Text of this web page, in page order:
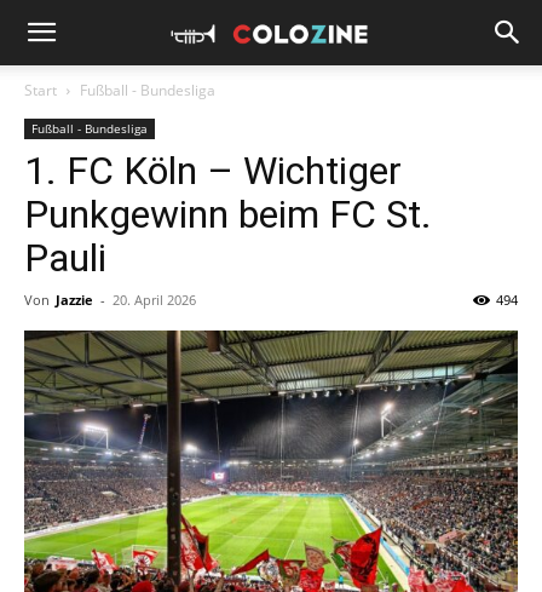
Start Fußball - Bundesliga
Fußball - Bundesliga
1. FC Köln – Wichtiger
Punkgewinn beim FC St.
Pauli
Von Jazzie - 20. April 2026 494